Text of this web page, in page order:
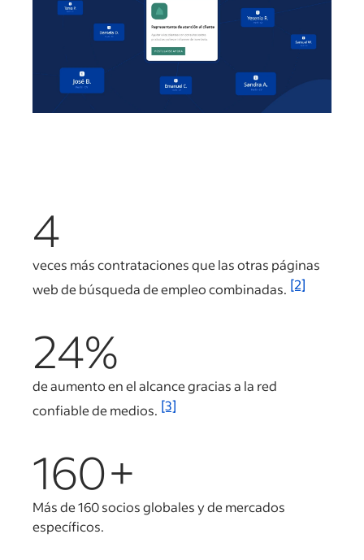
4
veces más contrataciones que las otras páginas
web de búsqueda de empleo combinadas. [2]
24%
de aumento en el alcance gracias a la red
confiable de medios. [3]
160+
Más de 160 socios globales y de mercados
específicos.